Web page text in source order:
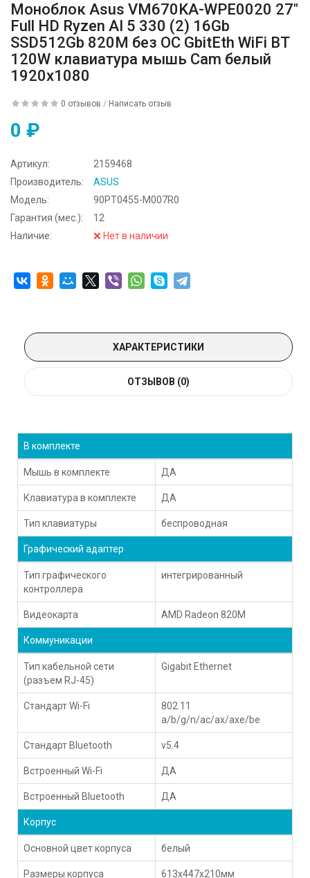
Моноблок Asus VM670KA-WPE0020 27"
Full HD Ryzen AI 5 330 (2) 16Gb
SSD512Gb 820M без ОС GbitEth WiFi BT
120W клавиатура мышь Cam белый
1920x1080
0 отзывов / Написать отзыв
0 ₽
Артикул:
2159468
Производитель:
ASUS
Модель:
90PT0455-M007R0
Гарантия (мес.):
12
Наличие:
❌ Нет в наличии
ХАРАКТЕРИСТИКИ
ОТЗЫВОВ (0)
В комплекте
Мышь в комплекте ДА
Клавиатура в комплекте ДА
Тип клавиатуры беспроводная
Графический адаптер
Тип графического
контроллера
интегрированный
Видеокарта AMD Radeon 820M
Коммуникации
Тип кабельной сети
(разъем RJ-45)
Gigabit Ethernet
Стандарт Wi-Fi
802.11
a/b/g/n/ac/ax/axe/be
Стандарт Bluetooth v5.4
Встроенный Wi-Fi ДА
Встроенный Bluetooth ДА
Корпус
Основной цвет корпуса белый
Размеры корпуса 613x447x210мм